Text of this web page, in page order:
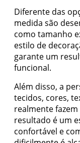
Diferente das
medida são
como tamanho
estilo de
garante um
funcional.
Além disso, a
tecidos, cores,
realmente
resultado é um
confortável e